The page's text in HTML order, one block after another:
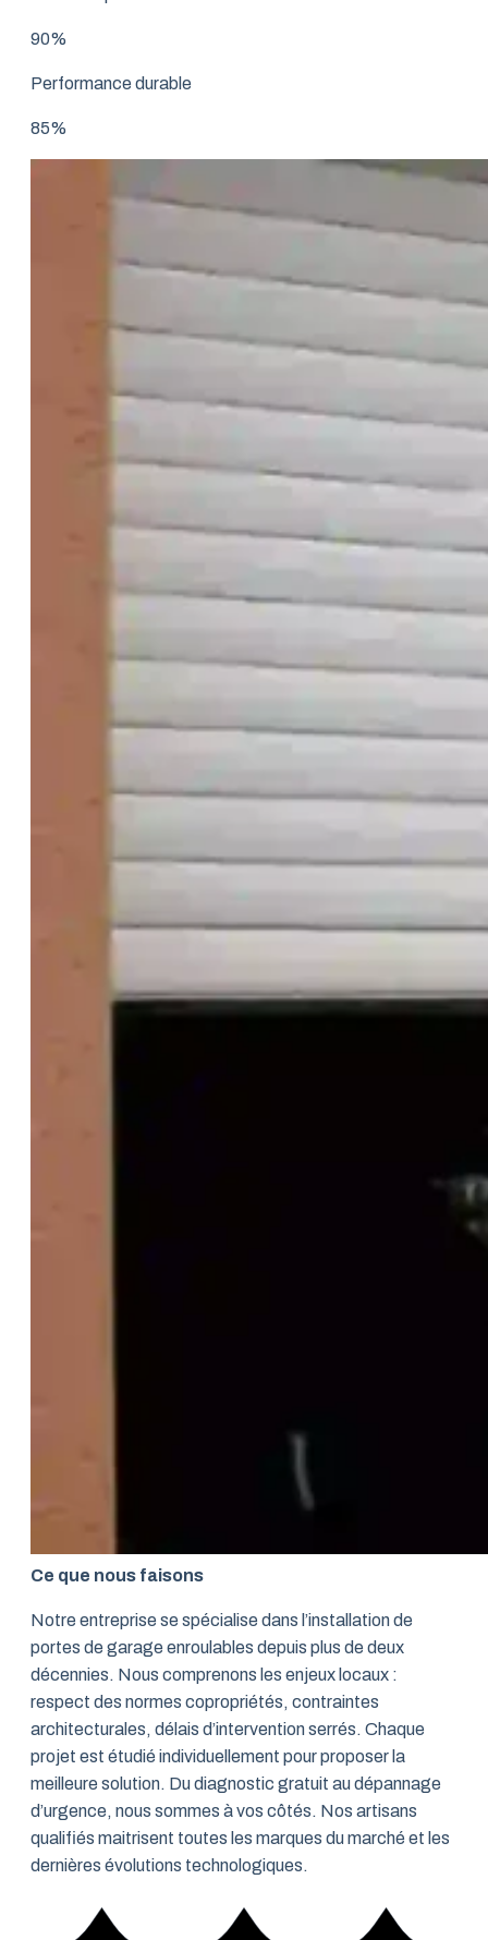
90%
Performance durable
85%
Ce que nous faisons
Notre entreprise se spécialise dans l’installation de
portes de garage enroulables depuis plus de deux
décennies. Nous comprenons les enjeux locaux :
respect des normes copropriétés, contraintes
architecturales, délais d’intervention serrés. Chaque
projet est étudié individuellement pour proposer la
meilleure solution. Du diagnostic gratuit au dépannage
d’urgence, nous sommes à vos côtés. Nos artisans
qualifiés maitrisent toutes les marques du marché et les
dernières évolutions technologiques.